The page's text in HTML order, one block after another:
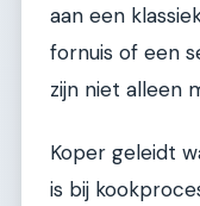
aan een
fornuis of een
zijn niet alleen
Koper geleidt
is bij